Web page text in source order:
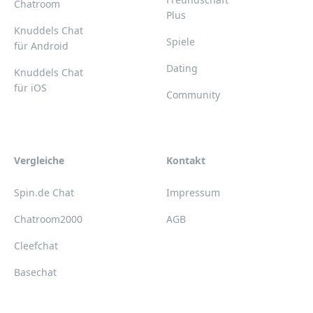
Chatroom
Knuddels Chat
für Android
Knuddels Chat
für iOS
Plus
Spiele
Dating
Community
Vergleiche
Spin.de Chat
Chatroom2000
Cleefchat
Basechat
Kontakt
Impressum
AGB